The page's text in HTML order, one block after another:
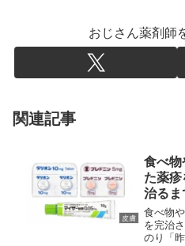
おじさん薬剤師
関連記事
皮膚
食べ
た薬
治るま
食べ物
を完治
のり「